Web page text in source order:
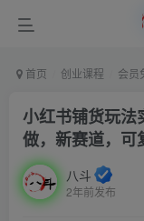
首页 创业课程 会员
小红书铺货玩法
做，新赛道，可
八斗
2年前发布